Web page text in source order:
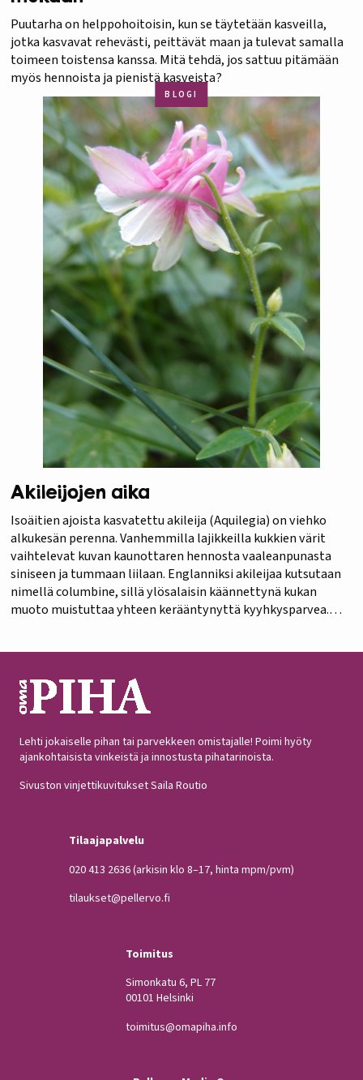
Puutarha on helppohoitoisin, kun se täytetään kasveilla,
jotka kasvavat rehevästi, peittävät maan ja tulevat samalla
toimeen toistensa kanssa. Mitä tehdä, jos sattuu pitämään
myös hennoista ja pienistä kasveista?
BLOGI
Akileijojen aika
Isoäitien ajoista kasvatettu akileija (Aquilegia) on viehko
alkukesän perenna. Vanhemmilla lajikkeilla kukkien värit
vaihtelevat kuvan kaunottaren hennosta vaaleanpunasta
siniseen ja tummaan liilaan. Englanniksi akileijaa kutsutaan
nimellä columbine, sillä ylösalaisin käännettynä kukan
muoto muistuttaa yhteen kerääntynyttä kyyhkysparvea.
Lehti jokaiselle pihan tai parvekkeen omistajalle! Poimi hyöty
ajankohtaisista vinkeistä ja innostusta pihatarinoista.
Sivuston vinjettikuvitukset Saila Routio
Tilaajapalvelu
020 413 2636(arkisin klo 8–17, hinta mpm/pvm)
tilaukset@pellervo.fi
Toimitus
Simonkatu 6, PL 77
00101 Helsinki
toimitus@omapiha.info